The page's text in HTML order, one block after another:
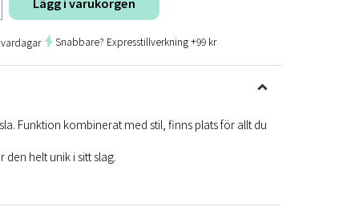
Snabbare? Expresstillverkning +99 kr
Funktion kombinerat med stil, finns plats för allt du
helt unik i sitt slag.